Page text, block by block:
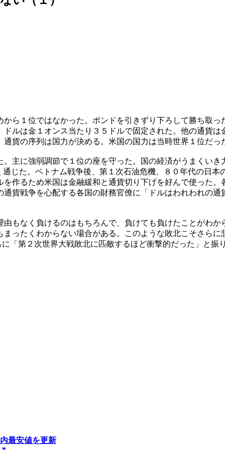
ら１位ではなかった。ポンドを引きずり下ろして勝ち取
ルは金１オンス当たり３５ドルで固定された。他の通貨
貨の序列は国力が決める。米国の国力は当時世界１位だっ
主に強弱調節で１位の座を守った。国の経済がうまくい
じた。ベトナム戦争後、第１次石油危機、８０年代の日
作るため米国は金融緩和と通貨切り下げを好んで使った
貨戦争を心配する各国の財務官僚に「ドルはわれわれの
もなく負けるのはもちろんで、負けても負けたことがわ
ったくわからない場合がある。このような敗北こそさら
「第２次世界大戦敗北に匹敵するほど衝撃的だった」と振
最安値を更新